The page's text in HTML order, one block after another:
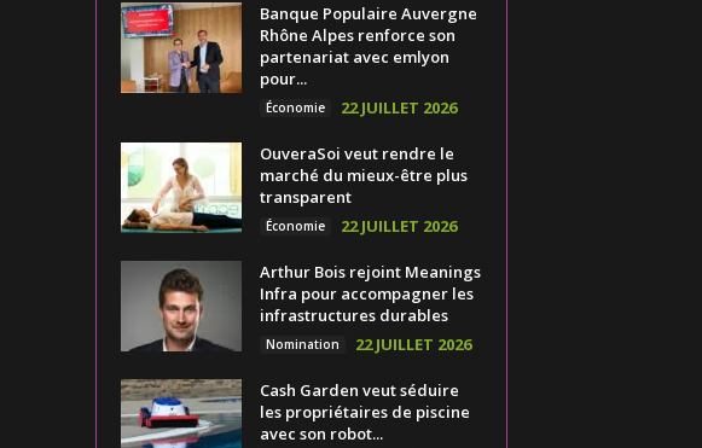
Banque Populaire Auvergne
Rhône Alpes renforce son
partenariat avec emlyon
pour...
Économie 22 JUILLET 2026
OuveraSoi veut rendre le
marché du mieux-être plus
transparent
Économie 22 JUILLET 2026
Arthur Bois rejoint Meanings
Infra pour accompagner les
infrastructures durables
Nomination 22 JUILLET 2026
Cash Garden veut séduire
les propriétaires de piscine
avec son robot...